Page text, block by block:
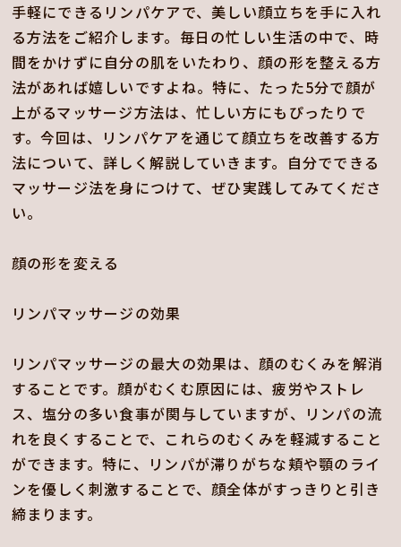
手軽にできるリンパケアで、美しい顔立ちを手に入れ
る方法をご紹介します。毎日の忙しい生活の中で、時
間をかけずに自分の肌をいたわり、顔の形を整える方
法があれば嬉しいですよね。特に、たった5分で顔が
上がるマッサージ方法は、忙しい方にもぴったりで
す。今回は、リンパケアを通じて顔立ちを改善する方
法について、詳しく解説していきます。自分でできる
マッサージ法を身につけて、ぜひ実践してみてくださ
い。
顔の形を変える
リンパマッサージの効果
リンパマッサージの最大の効果は、顔のむくみを解消
することです。顔がむくむ原因には、疲労やストレ
ス、塩分の多い食事が関与していますが、リンパの流
れを良くすることで、これらのむくみを軽減すること
ができます。特に、リンパが滞りがちな頬や顎のライ
ンを優しく刺激することで、顔全体がすっきりと引き
締まります。